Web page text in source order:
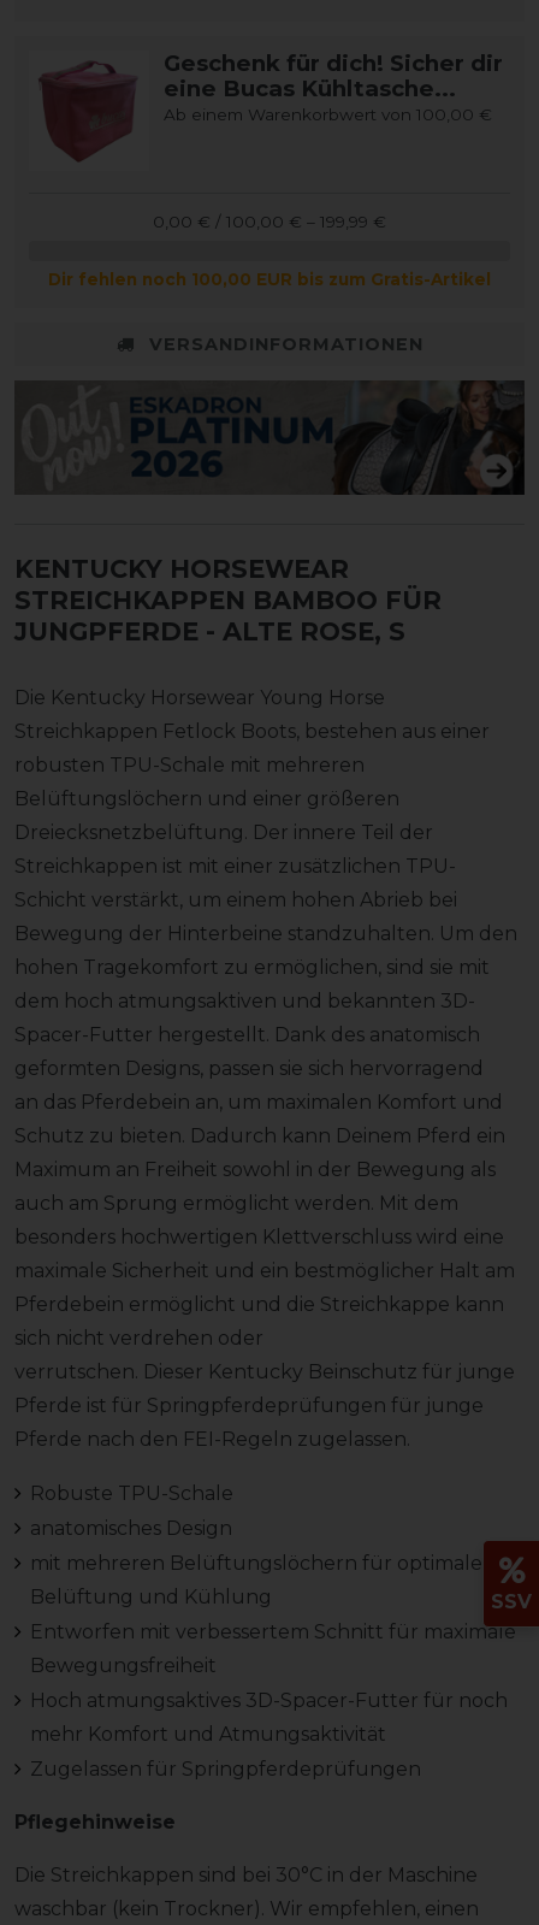
Geschenk für dich! Sicher dir
eine Bucas Kühltasche...
Ab einem Warenkorbwert von 100,00 €
0,00 € / 100,00 € – 199,99 €
Dir fehlen noch 100,00 EUR bis zum Gratis-Artikel
VERSANDINFORMATIONEN
KENTUCKY HORSEWEAR
STREICHKAPPEN BAMBOO FÜR
JUNGPFERDE - ALTE ROSE, S
Die Kentucky Horsewear Young Horse
Streichkappen Fetlock Boots, bestehen aus einer
robusten TPU-Schale mit mehreren
Belüftungslöchern und einer größeren
Dreiecksnetzbelüftung. Der innere Teil der
Streichkappen ist mit einer zusätzlichen TPU-
Schicht verstärkt, um einem hohen Abrieb bei
Bewegung der Hinterbeine standzuhalten. Um den
hohen Tragekomfort zu ermöglichen, sind sie mit
dem hoch atmungsaktiven und bekannten 3D-
Spacer-Futter hergestellt. Dank des anatomisch
geformten Designs, passen sie sich hervorragend
an das Pferdebein an, um maximalen Komfort und
Schutz zu bieten. Dadurch kann Deinem Pferd ein
Maximum an Freiheit sowohl in der Bewegung als
auch am Sprung ermöglicht werden. Mit dem
besonders hochwertigen Klettverschluss wird eine
maximale Sicherheit und ein bestmöglicher Halt am
Pferdebein ermöglicht und die Streichkappe kann
sich nicht verdrehen oder
verrutschen. Dieser Kentucky Beinschutz für junge
Pferde ist für Springpferdeprüfungen für junge
Pferde nach den FEI-Regeln zugelassen.
Robuste TPU-Schale
anatomisches Design
mit mehreren Belüftungslöchern für optimale
Belüftung und Kühlung
Entworfen mit verbessertem Schnitt für maximale
Bewegungsfreiheit
Hoch atmungsaktives 3D-Spacer-Futter für noch
mehr Komfort und Atmungsaktivität
Zugelassen für Springpferdeprüfungen
Pflegehinweise
Die Streichkappen sind bei 30°C in der Maschine
waschbar (kein Trockner). Wir empfehlen, einen
SSV